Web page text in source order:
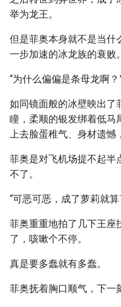
举为龙王。
但是菲奥本身就不是当什
一步加速的冰龙族的衰败。
“为什么偏偏是条母龙啊？
如同镜面般的冰壁映出了
瞳，柔顺的银发绑着低马
上去脸蛋稚气、身材遗憾
菲奥是对飞机场提不起半
不了。
“可恶可恶，成了萝莉就
菲奥重重地拍了几下王座
了，咳嗽个不停。
真是要多蠢就有多蠢。
菲奥抚着胸口顺气，下一